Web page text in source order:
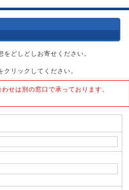
どしどしお寄せください。
リックしてください。
せは別の窓口で承っております。